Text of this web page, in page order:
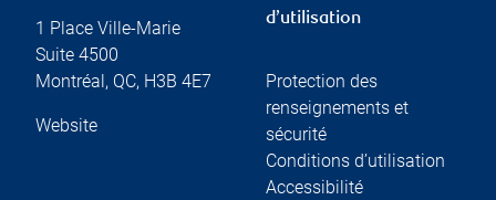
1 Place Ville-Marie
Suite 4500
Montréal, QC, H3B 4E7
Website
d’utilisation
Protection des
renseignements et
sécurité
Conditions d’utilisation
Accessibilité